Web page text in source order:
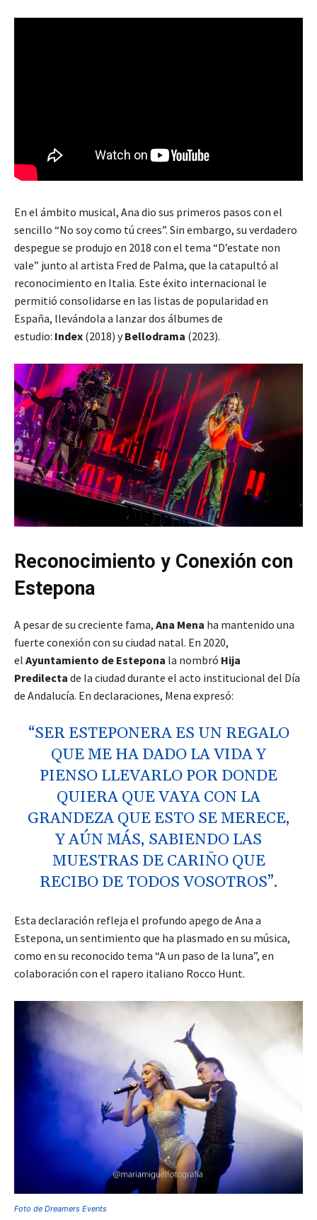
En el ámbito musical, Ana dio sus primeros pasos con el
sencillo “No soy como tú crees”. Sin embargo, su verdadero
despegue se produjo en 2018 con el tema “D’estate non
vale” junto al artista Fred de Palma, que la catapultó al
reconocimiento en Italia. Este éxito internacional le
permitió consolidarse en las listas de popularidad en
España, llevándola a lanzar dos álbumes de
estudio: Index (2018) yBellodrama (2023).
Reconocimiento y Conexión con
Estepona
A pesar de su creciente fama, Ana Mena ha mantenido una
fuerte conexión con su ciudad natal. En 2020,
el Ayuntamiento de Estepona la nombró Hija
Predilecta de la ciudad durante el acto institucional del Día
de Andalucía. En declaraciones, Mena expresó:
“SER ESTEPONERA ES UN REGALO
QUE ME HA DADO LA VIDA Y
PIENSO LLEVARLO POR DONDE
QUIERA QUE VAYA CON LA
GRANDEZA QUE ESTO SE MERECE,
Y AÚN MÁS, SABIENDO LAS
MUESTRAS DE CARIÑO QUE
RECIBO DE TODOS VOSOTROS”.
Esta declaración refleja el profundo apego de Ana a
Estepona, un sentimiento que ha plasmado en su música,
como en su reconocido tema “A un paso de la luna”, en
colaboración con el rapero italiano Rocco Hunt.
Foto de Dreamers Events